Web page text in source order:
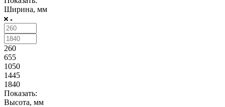
Ширина, мм
260
655
1050
1445
1840
Показать:
Высота, мм